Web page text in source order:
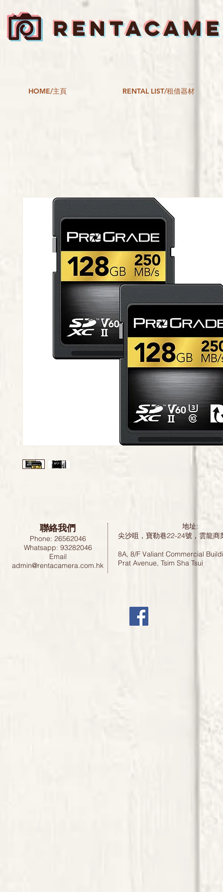
HOME/主頁 RENTAL LIST/租借器材
聯絡我們
Phone: 26562046
Whatsapp: 93282046
Email
admin@rentacamera.com.hk
地址:
尖沙咀，寶勒巷22-24號，雲龍
8A, 8/F Valiant Commercial
Prat Avenue, Tsim Sha Tsui